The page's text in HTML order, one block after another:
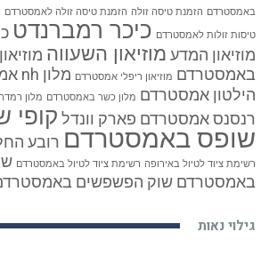
באמסטרדם הזמנת טיסה זולה הזמנת טיסה זולה לאמסטרדם
טיסות זולות לאמסטרדם כיכר רמברנדט
מוזיאון המדע מוזיאון השעווה
באמסטרדם מוזיאון ריפלי אמסטרדם מלון nh אמסטרדם
הילטון אמסטרדם מלון כשר באמסטרדם מלון
רנסנס אמסטרדם פארק וונדל קופי
שופס באמסטרדם רובע
רשימת ציוד לטיול באירופה רשימת ציוד לטיול באמסטרדם
באמסטרדם שוק הפשפשים
גילוי נאות